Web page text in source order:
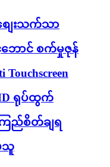
ေးသက်သာ
ောင် စက်မှုဇုန်
ရုပ်ထွက်
ည်စိတ်ချရ
သူ